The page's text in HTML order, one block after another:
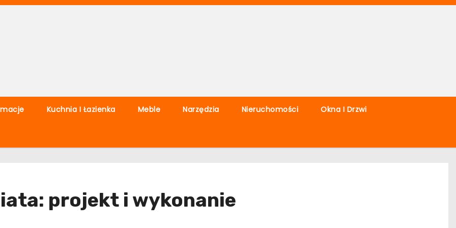
Kuchnia I Łazienka Meble Narzędzia Nieruchomości Okna I Drzwi
projekt i wykonanie